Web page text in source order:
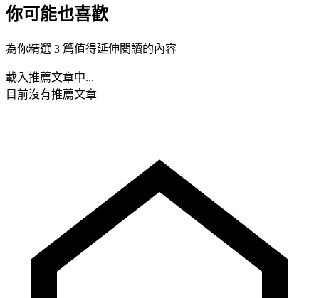
你可能也喜歡
為你精選 3 篇值得延伸閱讀的內容
載入推薦文章中...
目前沒有推薦文章